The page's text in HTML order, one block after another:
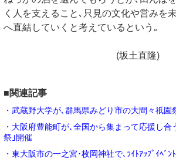
く人を支えること､只見の文化や営みを
へ直結していくと考えているという｡
(坂土直隆)
■関連記事
・武蔵野大学が､群馬県みどり市の大間々祇園
・大阪府豊能町が､全国から集まって応援し合
祭｣開催
・東大阪市の一之宮･枚岡神社で､ﾗｲﾄｱｯﾌﾟｲﾍﾞ